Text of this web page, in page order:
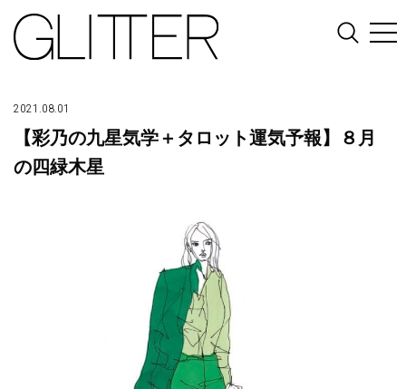
2021.08.01
【彩乃の九星気学＋タロット運気予報】８月
の四緑木星